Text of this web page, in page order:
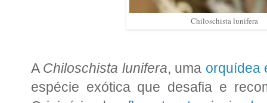
Chiloschista lunifera
A Chiloschista lunifera, uma orquídea
espécie exótica que desafia e